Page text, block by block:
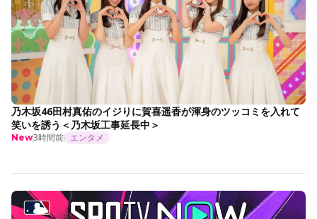
乃木坂46田村真佑のイジりに賀喜遥香が渾身のツッコミを入れて
笑いを誘う＜乃木坂工事延長中＞
New3時間前 エンタメ